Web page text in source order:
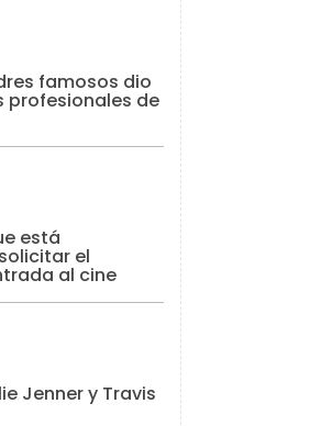
famosos dio
profesionales de
está
el
al cine
Jenner y Travis